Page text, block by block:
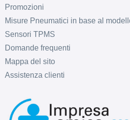
Promozioni
Misure Pneumatici in base al
Sensori TPMS
Domande frequenti
Mappa del sito
Assistenza clienti